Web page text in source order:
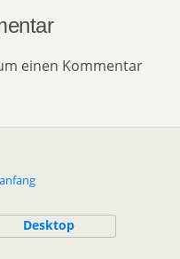
einen Kommentar
Desktop